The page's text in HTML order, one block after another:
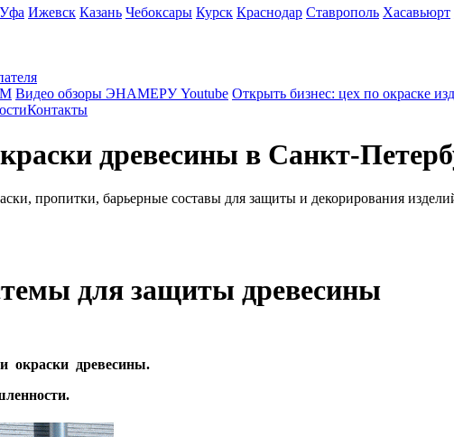
Уфа Ижевск Казань Чебоксары Курск Краснодар Ставрополь Хасавьюрт
Видео обзоры ЭНАМЕРУ Youtube Открыть бизнес: цех по окраске
Контакты
древесины в Санкт-
пропитки, барьерные составы для защиты и декорирования
для защиты древесины
окраски древесины.